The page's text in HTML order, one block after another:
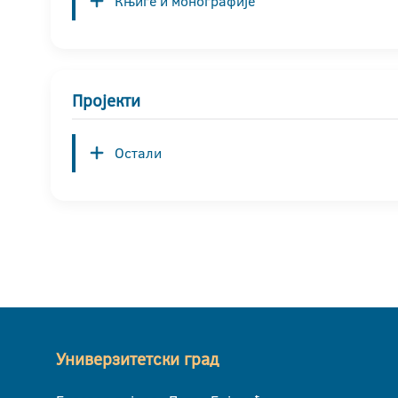
Пројекти
Остали
Универзитетски град